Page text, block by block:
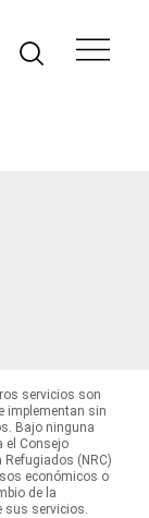
servicios son
implementan sin
Bajo ninguna
el Consejo
Refugiados (NRC)
económicos o
de la
sus servicios.